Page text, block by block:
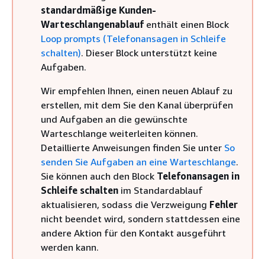
standardmäßige Kunden-
Warteschlangenablauf enthält einen Block
Loop prompts (Telefonansagen in Schleife
schalten). Dieser Block unterstützt keine
Aufgaben.
Wir empfehlen Ihnen, einen neuen Ablauf zu
erstellen, mit dem Sie den Kanal überprüfen
und Aufgaben an die gewünschte
Warteschlange weiterleiten können.
Detaillierte Anweisungen finden Sie unter So
senden Sie Aufgaben an eine Warteschlange.
Sie können auch den Block Telefonansagen in
Schleife schalten im Standardablauf
aktualisieren, sodass die Verzweigung Fehler
nicht beendet wird, sondern stattdessen eine
andere Aktion für den Kontakt ausgeführt
werden kann.